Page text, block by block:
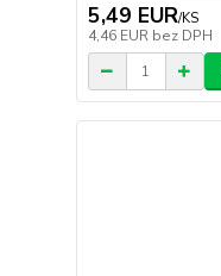
5,49 EUR/KS
4,46 EUR bez DPH